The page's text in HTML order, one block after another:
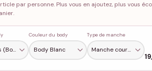
par personne. Plus vous en ajoutez, plus vous
Couleur du body Type de manche